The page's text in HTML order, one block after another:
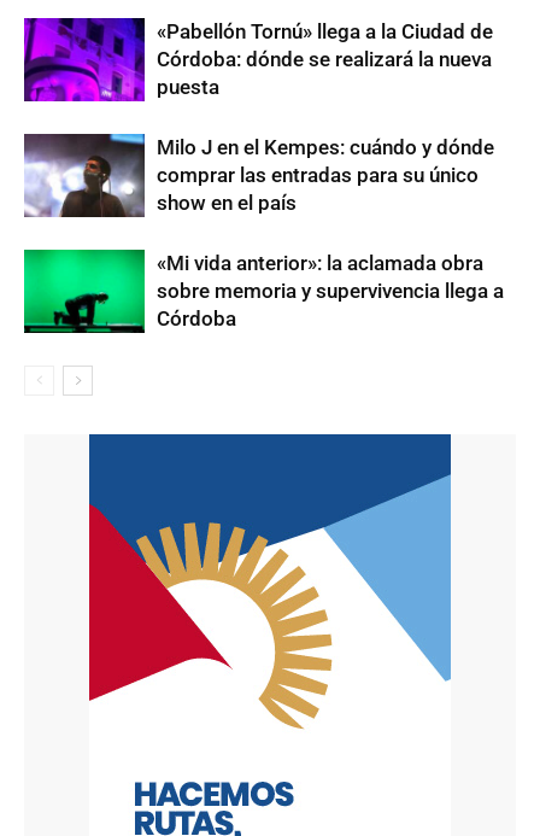
«Pabellón Tornú» llega a la Ciudad de
Córdoba: dónde se realizará la nueva
puesta
Milo J en el Kempes: cuándo y dónde
comprar las entradas para su único
show en el país
«Mi vida anterior»: la aclamada obra
sobre memoria y supervivencia llega a
Córdoba